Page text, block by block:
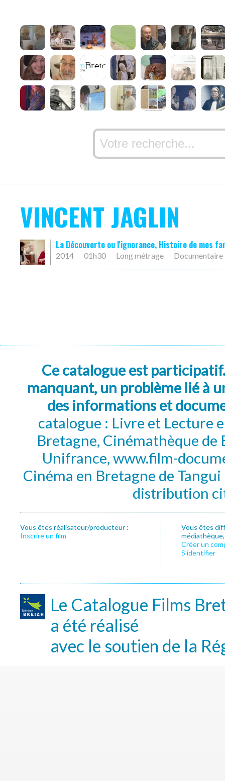
VINCENT JAGLIN
La Découverte ou l'ignorance, Histoire de mes
2014 01h30 Long métrage Documentaire
Ce catalogue est
manquant, un problème lié à
des informations et
catalogue : Livre et Lecture
Bretagne, Cinémathèque de
Unifrance, www.film-
Cinéma en Bretagne de
distribution
Vous êtes réalisateur/producteur :
Inscrire un film
Vous êtes
Créer un
S’identifier
Le Catalogue Films
a été réalisé
avec le soutien de la